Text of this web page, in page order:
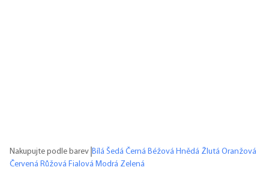
Nakupujte podle barev Bílá Šedá Černá Béžová Hnědá Žlutá Oranžová
Červená Růžová Fialová Modrá Zelená